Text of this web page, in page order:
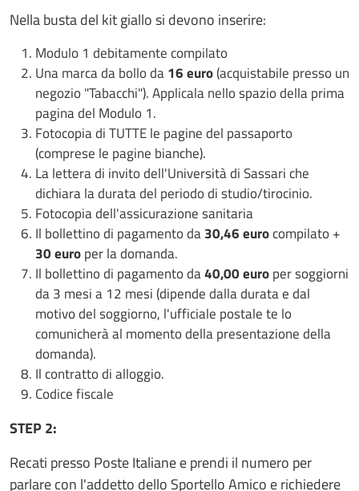
Nella busta del kit giallo si devono inserire:
Modulo 1 debitamente compilato
Una marca da bollo da16 euro(acquistabile presso un
negozio "Tabacchi"). Applicala nello spazio della prima
pagina del Modulo 1.
Fotocopia di TUTTE le pagine del passaporto
(comprese le pagine bianche).
La lettera di invito dell'Università di Sassari che
dichiara la durata del periodo di studio/tirocinio.
Fotocopia dell'assicurazione sanitaria
Il bollettino di pagamento da30,46 eurocompilato +
30 europer la domanda.
Il bollettino di pagamento da40,00 europer soggiorni
da 3 mesi a 12 mesi (dipende dalla durata e dal
motivo del soggiorno, l'ufficiale postale te lo
comunicherà al momento della presentazione della
domanda).
Il contratto di alloggio.
Codice fiscale
STEP 2:
Recati presso Poste Italiane e prendi il numero per
parlare con l'addetto dello Sportello Amico e richiedere